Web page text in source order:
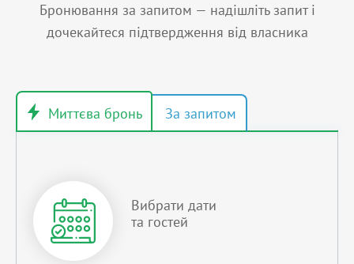
Бронювання за запитом — надішліть запит і
дочекайтеся підтвердження від власника
Вибрати дати
та гостей